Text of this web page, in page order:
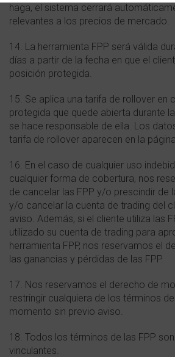
haga, el sistema cerrará
relevantes a los precios de mercado.
14. La herramienta FPP será válida
días a partir de la fecha en que el
posición protegida.
15. Se aplica una tarifa de rollover en
protegida que quede abierta durante
se hace responsable de ella. Los
tarifa de rollover aparecen en la
16. En el caso de cualquier uso
cualquier forma de cobertura, nos
de cancelar las FPP y/o prescindir de
y/o cancelar la cuenta de trading del
aviso. Además, si el cliente utiliza las
utilizado su cuenta de trading para
herramienta FPP, nos reservamos el
las ganancias y pérdidas de las FPP.
17. Nos reservamos el derecho de
restringir cualquiera de los términos
momento sin previo aviso.
18. Todos los términos de las FPP
vinculantes.